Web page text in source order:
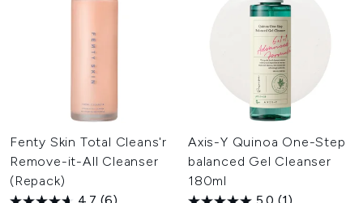
Fenty Skin Total Cleans'r
Remove-it-All Cleanser
(Repack)
Axis-Y Quinoa One-Step
balanced Gel Cleanser
180ml